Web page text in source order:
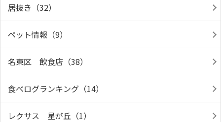
居抜き（32）
ペット情報（9）
名東区 飲食店（38）
食べログランキング（14）
レクサス 星が丘（1）